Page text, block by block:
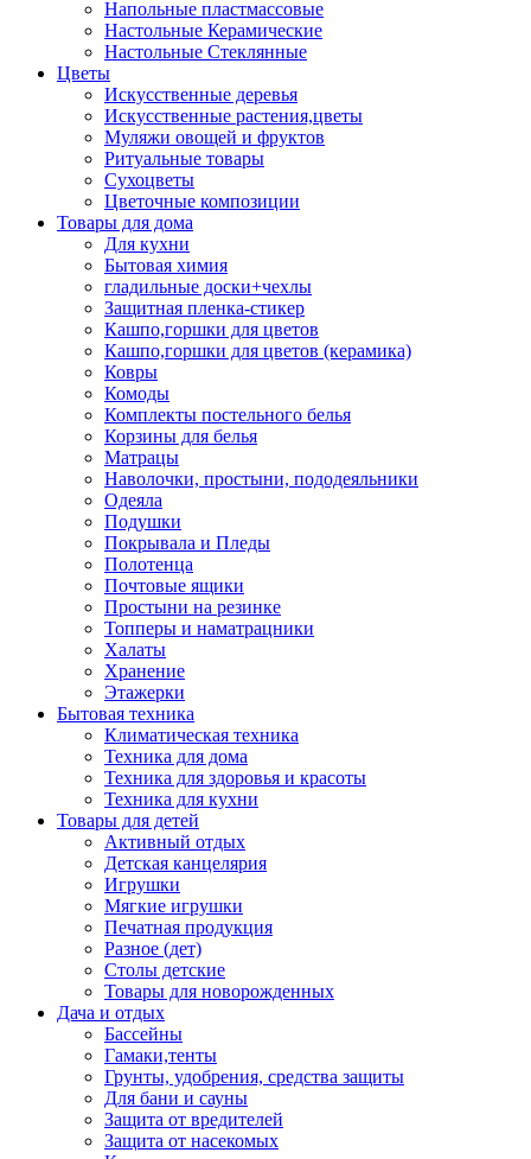
Напольные пластмассовые
Настольные Керамические
Настольные Стеклянные
Цветы
Искусственные деревья
Искусственные растения,цветы
Муляжи овощей и фруктов
Ритуальные товары
Сухоцветы
Цветочные композиции
Товары для дома
Для кухни
Бытовая химия
гладильные доски+чехлы
Защитная пленка-стикер
Кашпо,горшки для цветов
Кашпо,горшки для цветов (керамика)
Ковры
Комоды
Комплекты постельного белья
Корзины для белья
Матрацы
Наволочки, простыни, пододеяльники
Одеяла
Подушки
Покрывала и Пледы
Полотенца
Почтовые ящики
Простыни на резинке
Топперы и наматрацники
Халаты
Хранение
Этажерки
Бытовая техника
Климатическая техника
Техника для дома
Техника для здоровья и красоты
Техника для кухни
Товары для детей
Активный отдых
Детская канцелярия
Игрушки
Мягкие игрушки
Печатная продукция
Разное (дет)
Столы детские
Товары для новорожденных
Дача и отдых
Бассейны
Гамаки,тенты
Грунты, удобрения, средства защиты
Для бани и сауны
Защита от вредителей
Защита от насекомых